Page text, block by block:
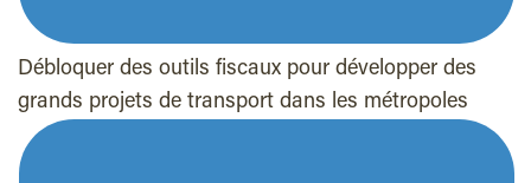
Débloquer des outils fiscaux pour développer des
grands projets de transport dans les métropoles